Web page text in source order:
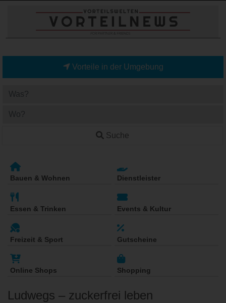
Vorteile in der Umgebung
Suche
Bauen & Wohnen Dienstleister
Essen & Trinken Events & Kultur
Freizeit & Sport Gutscheine
Online Shops Shopping
Ludwegs – zuckerfrei leben